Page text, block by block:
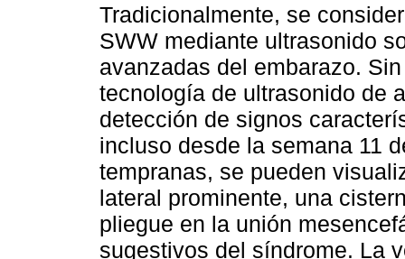
Tradicionalmente, se
SWW mediante ultrasonido
avanzadas del embarazo.
tecnología de ultrasonido de
detección de signos
incluso desde la semana 11
tempranas, se pueden
lateral prominente, una
pliegue en la unión
sugestivos del síndrome. La